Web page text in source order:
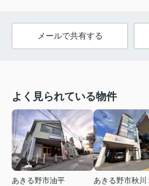
メールで共有する
よく見られている物件
あきる野市油平
あきる野市秋川